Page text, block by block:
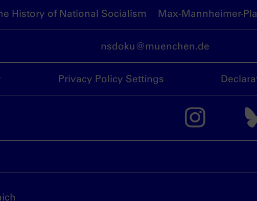
History of National Socialism Max-Mannheimer-
nsdoku@muenchen.de
Privacy Policy Settings
The